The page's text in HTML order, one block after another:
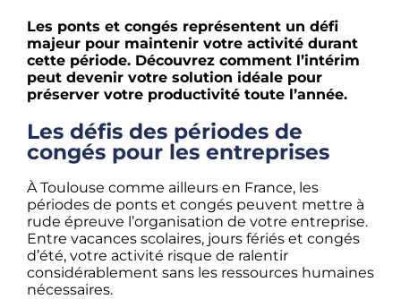
Les ponts et congés représentent un défi
majeur pour maintenir votre activité durant
cette période. Découvrez comment l’intérim
peut devenir votre solution idéale pour
préserver votre productivité toute l’année.
Les défis des périodes de
congés pour les entreprises
À Toulouse comme ailleurs en France, les
périodes de ponts et congés peuvent mettre à
rude épreuve l’organisation de votre entreprise.
Entre vacances scolaires, jours fériés et congés
d’été, votre activité risque de ralentir
considérablement sans les ressources humaines
nécessaires.